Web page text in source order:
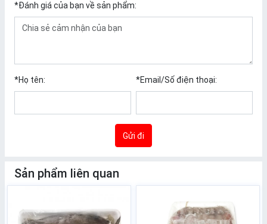
*Đánh giá của bạn về sản phẩm:
*Họ tên: *Email/Số điện thoại:
Gửi đi
Sản phẩm liên quan